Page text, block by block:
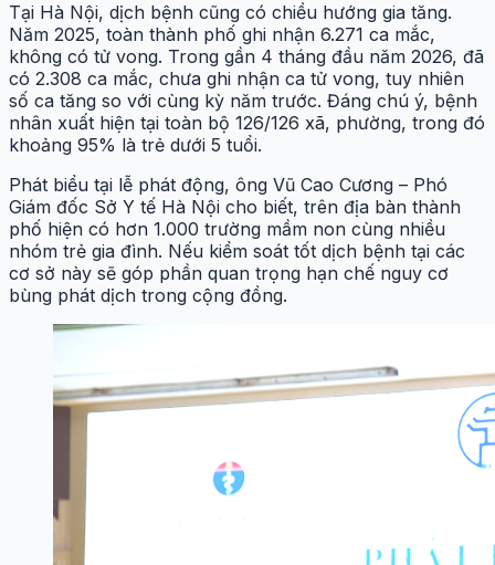
Tại Hà Nội, dịch bệnh cũng có chiều hướng gia tăng.
Năm 2025, toàn thành phố ghi nhận 6.271 ca mắc,
không có tử vong. Trong gần 4 tháng đầu năm 2026, đã
có 2.308 ca mắc, chưa ghi nhận ca tử vong, tuy nhiên
số ca tăng so với cùng kỳ năm trước. Đáng chú ý, bệnh
nhân xuất hiện tại toàn bộ 126/126 xã, phường, trong đó
khoảng 95% là trẻ dưới 5 tuổi.
Phát biểu tại lễ phát động, ông Vũ Cao Cương – Phó
Giám đốc Sở Y tế Hà Nội cho biết, trên địa bàn thành
phố hiện có hơn 1.000 trường mầm non cùng nhiều
nhóm trẻ gia đình. Nếu kiểm soát tốt dịch bệnh tại các
cơ sở này sẽ góp phần quan trọng hạn chế nguy cơ
bùng phát dịch trong cộng đồng.